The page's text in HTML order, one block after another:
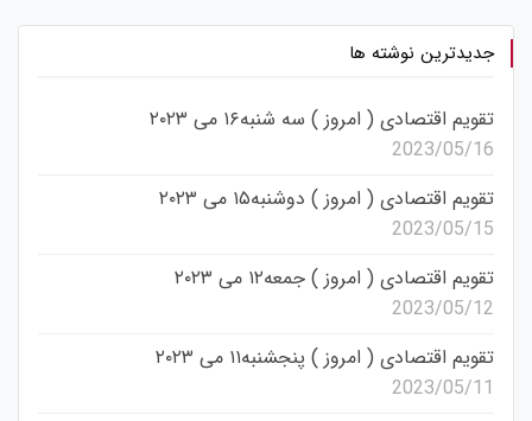
جدیدترین نوشته ها
تقویم اقتصادی ( امروز ) سه شنبه۱۶ می ۲۰۲۳
2023/05/16
تقویم اقتصادی ( امروز ) دوشنبه۱۵ می ۲۰۲۳
2023/05/15
تقویم اقتصادی ( امروز ) جمعه۱۲ می ۲۰۲۳
2023/05/12
تقویم اقتصادی ( امروز ) پنجشنبه۱۱ می ۲۰۲۳
2023/05/11